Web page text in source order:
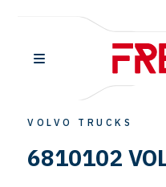
VOLVO TRUCKS
6810102